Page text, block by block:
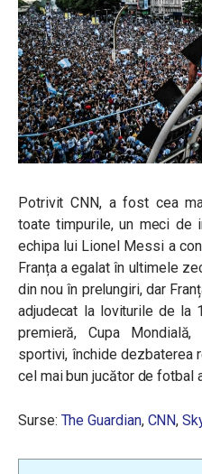
Potrivit CNN, a fost cea
toate timpurile, un meci de
echipa lui Lionel Messi a
Franța a egalat în ultimele
din nou în prelungiri, dar
adjudecat la loviturile de la
premieră, Cupa
sportivi, închide
cel mai bun jucător de fotbal
Surse: The Guardian, CNN,